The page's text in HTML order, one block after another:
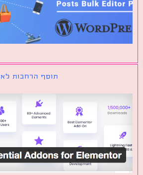
תוסף הרחבות לאלמנטור